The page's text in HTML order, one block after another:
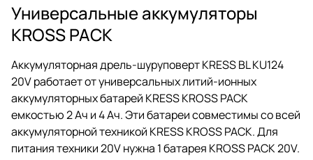
Универсальные аккумуляторы
KROSS PACK
Аккумуляторная дрель-шуруповерт KRESS BL KU124
20V работает от универсальных литий-ионных
аккумуляторных батарей KRESS KROSS PACK
емкостью 2 Ач и 4 Ач. Эти батареи совместимы со всей
аккумуляторной техникой KRESS KROSS PACK. Для
питания техники 20V нужна 1 батарея KROSS PACK 20V.